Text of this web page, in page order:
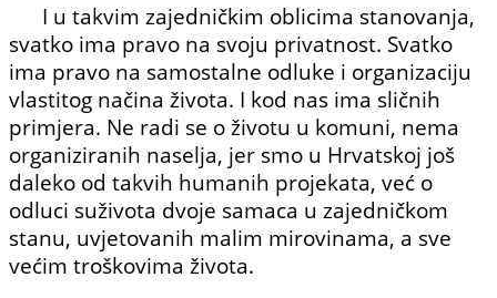
I u takvim zajedničkim oblicima stanovanja,
svatko ima pravo na svoju privatnost. Svatko
ima pravo na samostalne odluke i organizaciju
vlastitog načina života. I kod nas ima sličnih
primjera. Ne radi se o životu u komuni, nema
organiziranih naselja, jer smo u Hrvatskoj još
daleko od takvih humanih projekata, već o
odluci suživota dvoje samaca u zajedničkom
stanu, uvjetovanih malim mi­rovinama, a sve
većim troško­vima života.